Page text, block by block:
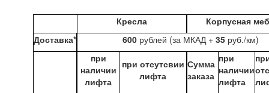
Кресла
Корпусная
Доставка*
600 рублей (за МКАД + 35 руб./км)
при
наличии
лифта
при отсутсвии
лифта
Сумма
заказа
при
наличии
лифта